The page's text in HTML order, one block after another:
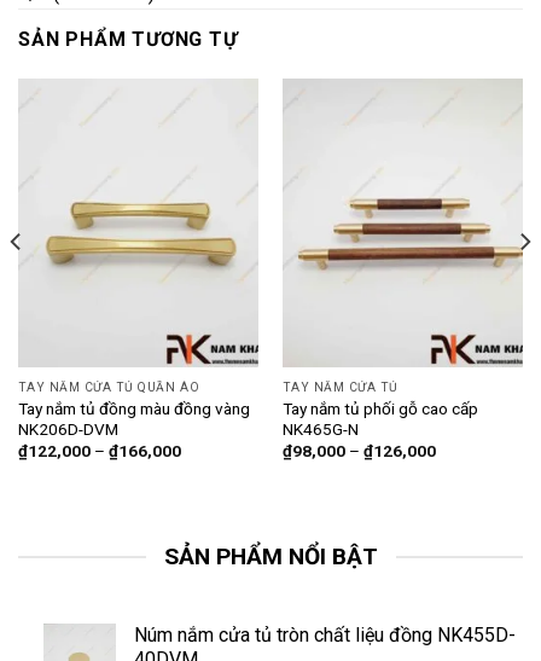
SẢN PHẨM TƯƠNG TỰ
TAY NẮM CỬA TỦ QUẦN ÁO
Tay nắm tủ đồng màu đồng vàng
NK206D-DVM
₫122,000– ₫166,000
TAY NẮM CỬA TỦ
Tay nắm tủ phối gỗ cao cấp
NK465G-N
₫98,000– ₫126,000
SẢN PHẨM NỔI BẬT
Núm nắm cửa tủ tròn chất liệu đồng NK455D-